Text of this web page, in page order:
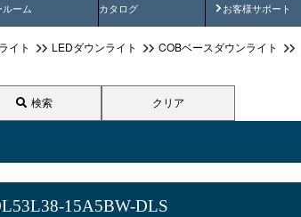
ルーム カタログ お客様サポート
安全にご使
イト LEDダウンライト COBベースダウンライト
検索 クリア
15A5BW-DLS